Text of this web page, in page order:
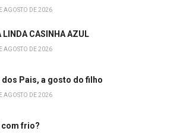
AGOSTO DE 2026
LINDA CASINHA AZUL
AGOSTO DE 2026
dos Pais, a gosto do filho
AGOSTO DE 2026
com frio?